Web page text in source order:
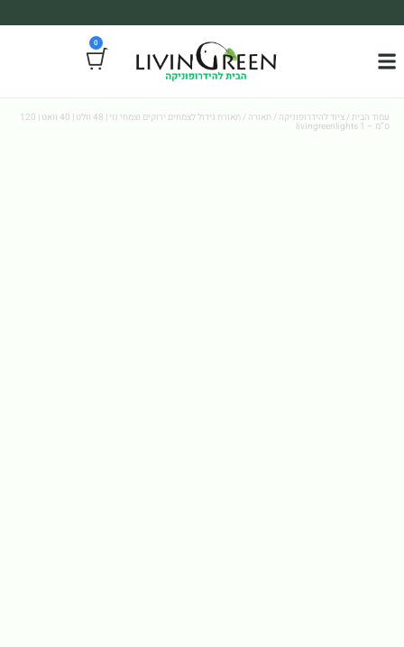
*בהתאם להגבלת גודל ומשקל
0
עמוד הבית/ ציוד להידרופוניקה / תאורה / תאורת גידול לצמחים ירוקים וצמחי נוי | 48 וולט | 40 וואט | 120
ס”מ – livingreenlights 1